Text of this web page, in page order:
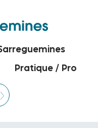
Pratique / Pro